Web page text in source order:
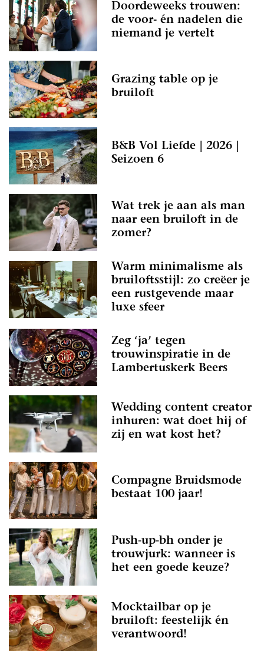
Doordeweeks trouwen:
de voor- én nadelen die
niemand je vertelt
Grazing table op je
bruiloft
B&B Vol Liefde | 2026 |
Seizoen 6
Wat trek je aan als man
naar een bruiloft in de
zomer?
Warm minimalisme als
bruiloftsstijl: zo creëer je
een rustgevende maar
luxe sfeer
Zeg ‘ja’ tegen
trouwinspiratie in de
Lambertuskerk Beers
Wedding content creator
inhuren: wat doet hij of
zij en wat kost het?
Compagne Bruidsmode
bestaat 100 jaar!
Push-up-bh onder je
trouwjurk: wanneer is
het een goede keuze?
Mocktailbar op je
bruiloft: feestelijk én
verantwoord!